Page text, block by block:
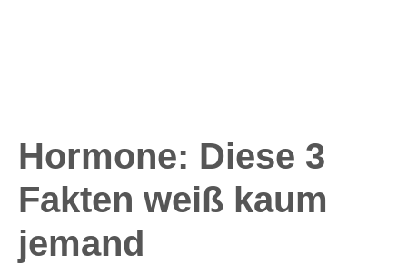
Hormone: Diese 3
Fakten weiß kaum
jemand